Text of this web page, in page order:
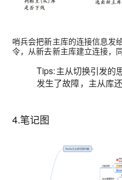
哨兵会把新主库的连接信息发
令，从新去新主库建立连接，
Tips:主从切换引发的
发生了故障，主从库
4.笔记图